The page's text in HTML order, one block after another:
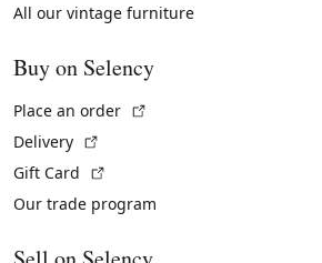
All our vintage furniture
Buy on Selency
Place an order
Delivery
Gift Card
Our trade program